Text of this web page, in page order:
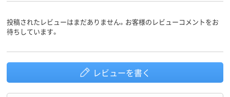
投稿されたレビューはまだありません。お客様のレビューコメントをお
待ちしています。
レビューを書く